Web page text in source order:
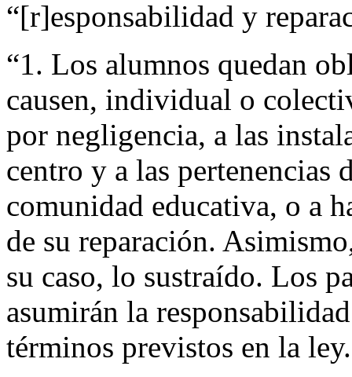
“[r]esponsabilidad y
“1. Los alumnos quedan
causen, individual o
por negligencia, a las
centro y a las pertenencias
comunidad educativa, o a
de su reparación.
su caso, lo sustraído. Los
asumirán la
términos previstos en la ley.